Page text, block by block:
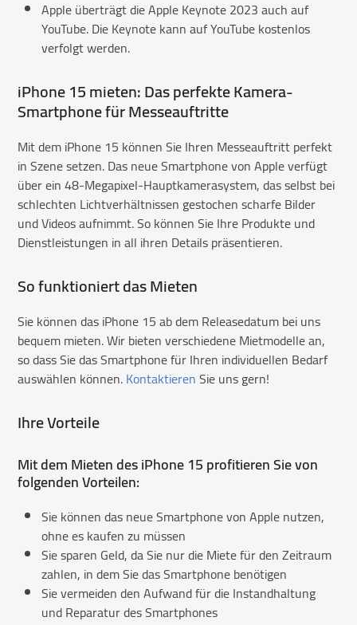
Apple überträgt die Apple Keynote 2023 auch auf
YouTube. Die Keynote kann auf YouTube kostenlos
verfolgt werden.
iPhone 15 mieten: Das perfekte Kamera-
Smartphone für Messeauftritte
Mit dem iPhone 15 können Sie Ihren Messeauftritt perfekt
in Szene setzen. Das neue Smartphone von Apple verfügt
über ein 48-Megapixel-Hauptkamerasystem, das selbst bei
schlechten Lichtverhältnissen gestochen scharfe Bilder
und Videos aufnimmt. So können Sie Ihre Produkte und
Dienstleistungen in all ihren Details präsentieren.
So funktioniert das Mieten
Sie können das iPhone 15 ab dem Releasedatum bei uns
bequem mieten. Wir bieten verschiedene Mietmodelle an,
so dass Sie das Smartphone für Ihren individuellen Bedarf
auswählen können.KontaktierenSie uns gern!
Ihre Vorteile
Mit dem Mieten des iPhone 15 profitieren Sie von
folgenden Vorteilen:
Sie können das neue Smartphone von Apple nutzen,
ohne es kaufen zu müssen
Sie sparen Geld, da Sie nur die Miete für den Zeitraum
zahlen, in dem Sie das Smartphone benötigen
Sie vermeiden den Aufwand für die Instandhaltung
und Reparatur des Smartphones